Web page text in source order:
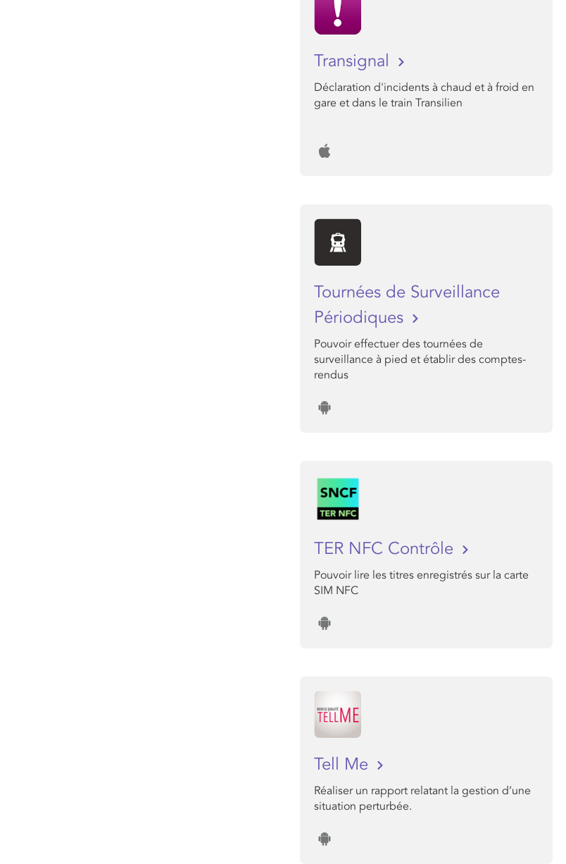
Transignal
Déclaration d'incidents à chaud et à froid en
gare et dans le train Transilien
Tournées de Surveillance
Périodiques
Pouvoir effectuer des tournées de
surveillance à pied et établir des comptes-
rendus
TER NFC Contrôle
Pouvoir lire les titres enregistrés sur la carte
SIM NFC
Tell Me
Réaliser un rapport relatant la gestion d’une
situation perturbée.